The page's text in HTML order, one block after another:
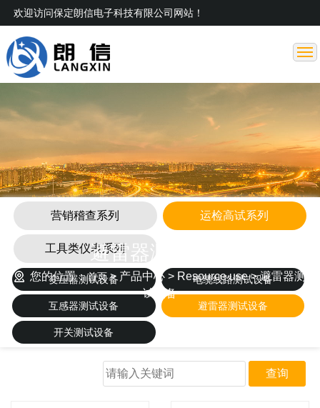
欢迎访问保定朗信电子科技有限公司网站！
网站首页
产品中心
新闻动态
联系我们
避雷器测试设备
您的位置：首页> 产品中心 > Resource use > 避雷器测
试设备
营销稽查系列 运检高试系列
工具类仪表系列
变压器测试设备 电缆线路测试设备
互感器测试设备 避雷器测试设备
开关测试设备